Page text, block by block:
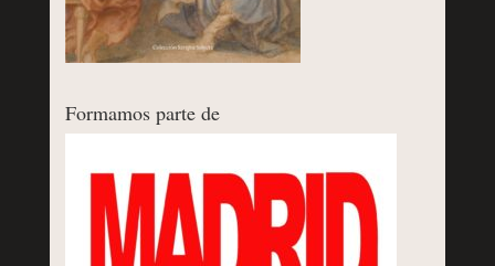
Formamos parte de